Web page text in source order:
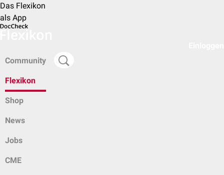
Das Flexikon
als App
Community
Flexikon
Shop
News
Jobs
CME